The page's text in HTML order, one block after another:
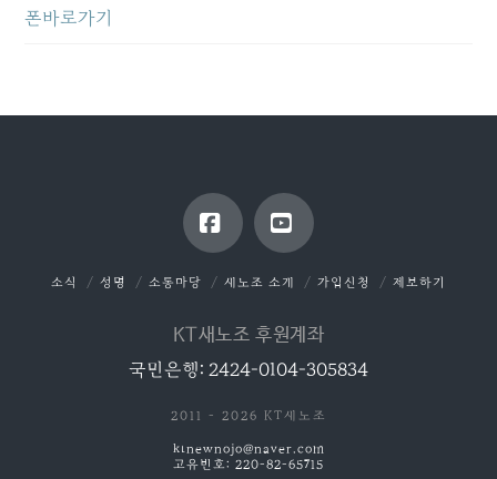
폰바로가기
FacebookYouTube
소식 성명 소통마당 새노조 소개 가입신청 제보하기
KT새노조 후원계좌
국민은행: 2424-0104-305834
2011 - 2026 KT새노조
ktnewnojo@naver.com
고유번호: 220-82-65715